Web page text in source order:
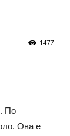
1477
По
Ова е